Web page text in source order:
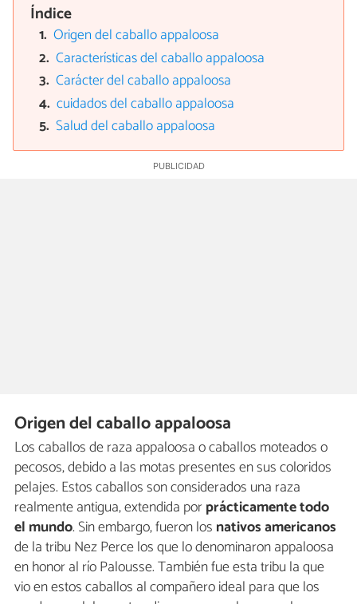
Índice
Origen del caballo appaloosa
Características del caballo appaloosa
Carácter del caballo appaloosa
cuidados del caballo appaloosa
Salud del caballo appaloosa
Origen del caballo appaloosa
Los caballos de raza appaloosa o caballos moteados o
pecosos, debido a las motas presentes en sus coloridos
pelajes. Estos caballos son considerados una raza
realmente antigua, extendida porprácticamente todo
el mundo. Sin embargo, fueron los nativos americanos
de la tribu Nez Perce los que lo denominaron appaloosa
en honor al río Palousse. También fue esta tribu la que
vio en estos caballos al compañero ideal para que los